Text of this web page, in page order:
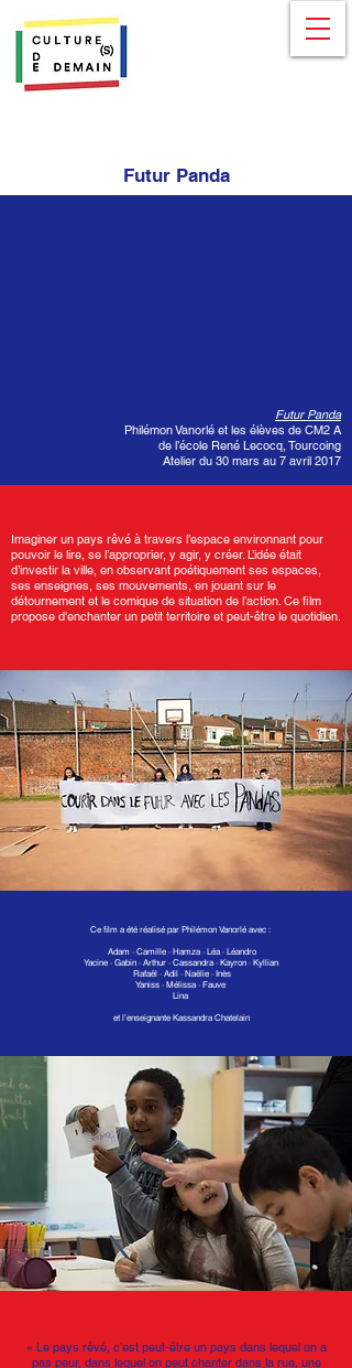
Futur Panda
Futur Panda
Philémon Vanorlé et les élèves de CM2 A
de l’école René Lecocq, Tourcoing
Atelier du 30 mars au 7 avril 2017
Imaginer un pays rêvé à travers l’espace environnant pour
pouvoir le lire, se l’approprier, y agir, y créer. L’idée était
d’investir la ville, en observant poétiquement ses espaces,
ses enseignes, ses mouvements, en jouant sur le
détournement et le comique de situation de l’action. Ce film
propose d'enchanter un petit territoire et peut-être le quotidien.
Ce film a été réalisé par Philémon Vanorlé avec :
Adam · Camille · Hamza · Léa · Léandro
Yacine · Gabin · Arthur · Cassandra · Kayron · Kyllian
Rafaël · Adil · Naëlie · Inès
Yaniss · Mélissa · Fauve
Lina
et l’enseignante Kassandra Chatelain
« Le pays rêvé, c’est peut-être un pays dans lequel on a
pas peur, dans lequel on peut chanter dans la rue, une